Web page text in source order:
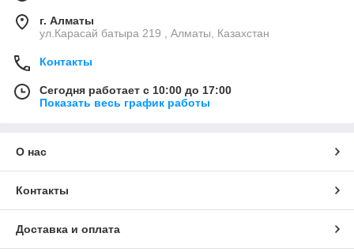
г. Алматы
ул.Карасай батыра 219 , Алматы, Казахстан
Контакты
Сегодня работает с 10:00 до 17:00
Показать весь график работы
О нас
Контакты
Доставка и оплата